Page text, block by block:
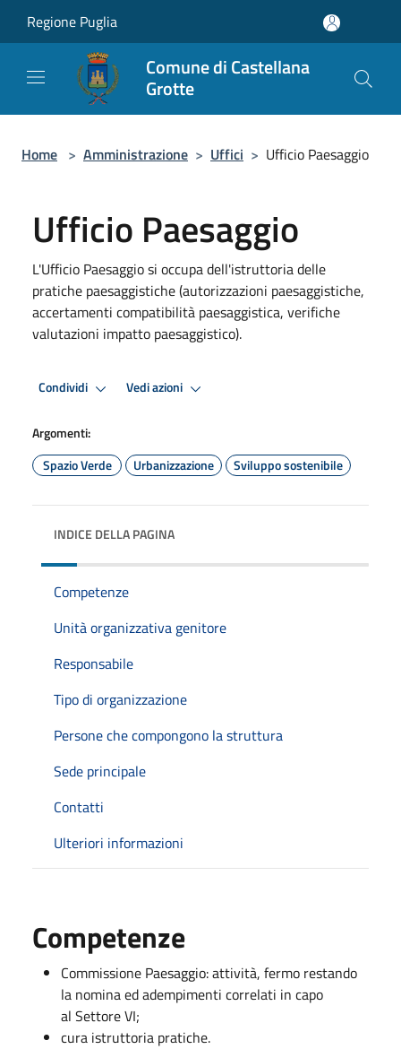
Regione Puglia
Comune di Castellana
Grotte
Home > Amministrazione > Uffici > Ufficio Paesaggio
Ufficio Paesaggio
L'Ufficio Paesaggio si occupa dell'istruttoria delle
pratiche paesaggistiche (autorizzazioni paesaggistiche,
accertamenti compatibilità paesaggistica, verifiche
valutazioni impatto paesaggistico).
Condividi Vedi azioni
Argomenti:
Spazio Verde
Urbanizzazione Sviluppo sostenibile
INDICE DELLA PAGINA
Competenze
Unità organizzativa genitore
Responsabile
Tipo di organizzazione
Persone che compongono la struttura
Sede principale
Contatti
Ulteriori informazioni
Competenze
Commissione Paesaggio: attività, fermo restando
la nomina ed adempimenti correlati in capo
al Settore VI;
cura istruttoria pratiche.